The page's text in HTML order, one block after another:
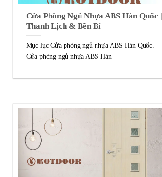
Cửa Phòng Ngủ Nhựa ABS Hàn Quốc |
Thanh Lịch & Bền Bỉ
Mục lục Cửa phòng ngủ nhựa ABS Hàn Quốc.
Cửa phòng ngủ nhựa ABS Hàn